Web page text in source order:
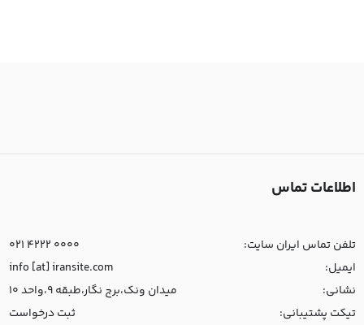
اطلاعات تماس
تلفن تماس ایران سایت:
021 4222 0000
ایمیل:
info [at] iransite.com
نشانی:
میدان ونک،برج نگار،طبقه 9،واحد 10
تیکت پشتیبانی:
ثبت درخواست